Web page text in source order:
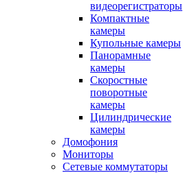
видеорегистраторы
Компактные
камеры
Купольные камеры
Панорамные
камеры
Скоростные
поворотные
камеры
Цилиндрические
камеры
Домофония
Мониторы
Сетевые коммутаторы